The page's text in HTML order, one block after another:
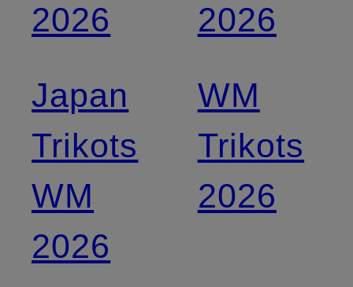
2026
Japan
Trikots
WM
2026
2026
WM
Trikots
2026